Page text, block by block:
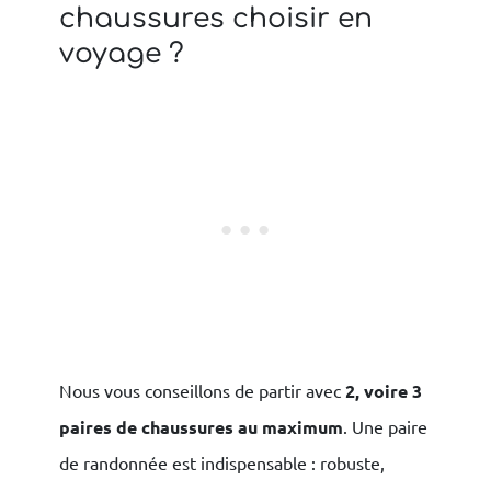
chaussures choisir en
voyage ?
Nous vous conseillons de partir avec 2, voire 3
paires de chaussures au maximum . Une paire
de randonnée est indispensable : robuste,